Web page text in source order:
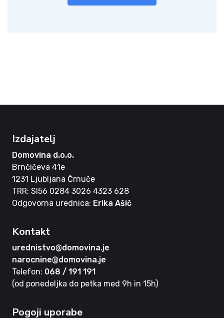
Izdajatelj
Domovina d.o.o.
Brnčičeva 41e
1231 Ljubljana Črnuče
TRR: SI56 0284 3026 4323 628
Odgovorna urednica: Erika Ašič
Kontakt
urednistvo@domovina.je
narocnine@domovina.je
Telefon: 068 / 191 191
(od ponedeljka do petka med 9h in 15h)
Pogoji uporabe